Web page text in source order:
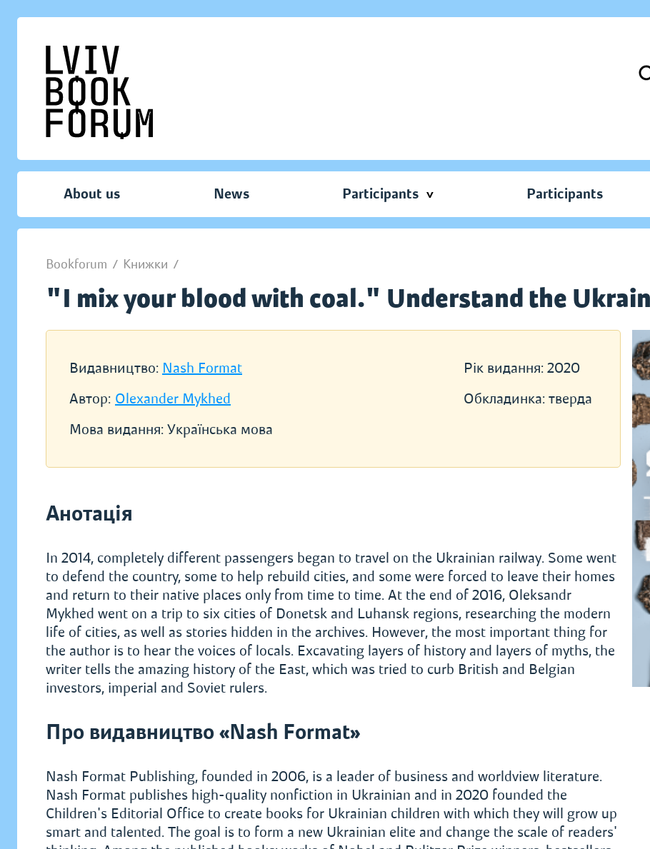
About us News Participants Participants
Bookforum / Книжки /
"I mix your blood with coal." Understand the
Видавництво: Nash Format
Автор: Olexander Mykhed
Мова видання: Українська мова
Рік видання: 2020
Обкладинка: тверда
Анотація
In 2014, completely different passengers began to travel on the Ukrainian railway. Some went
to defend the country, some to help rebuild cities, and some were forced to leave their homes
and return to their native places only from time to time. At the end of 2016, Oleksandr
Mykhed went on a trip to six cities of Donetsk and Luhansk regions, researching the modern
life of cities, as well as stories hidden in the archives. However, the most important thing for
the author is to hear the voices of locals. Excavating layers of history and layers of myths, the
writer tells the amazing history of the East, which was tried to curb British and Belgian
investors, imperial and Soviet rulers.
Про видавництво «Nash Format»
Nash Format Publishing, founded in 2006, is a leader of business and worldview literature.
Nash Format publishes high-quality nonfiction in Ukrainian and in 2020 founded the
Children's Editorial Office to create books for Ukrainian children with which they will grow up
smart and talented. The goal is to form a new Ukrainian elite and change the scale of readers'